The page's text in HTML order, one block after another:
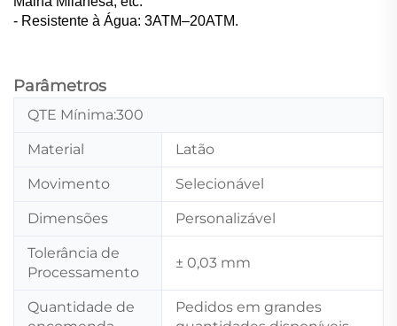
- Resistente à Água: 3ATM–20ATM.
Parâmetros
QTE Mínima:300
Material Latão
Movimento Selecionável
Dimensões Personalizável
Tolerância de
Processamento
± 0,03 mm
Quantidade de
Pedidos em grandes